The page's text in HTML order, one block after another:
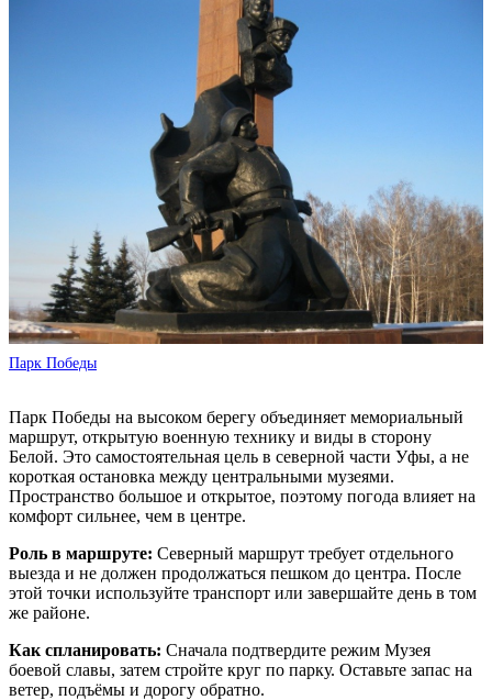
Парк Победы
Парк Победы на высоком берегу объединяет мемориальный
маршрут, открытую военную технику и виды в сторону
Белой. Это самостоятельная цель в северной части Уфы, а не
короткая остановка между центральными музеями.
Пространство большое и открытое, поэтому погода влияет на
комфорт сильнее, чем в центре.
Роль в маршруте: Северный маршрут требует отдельного
выезда и не должен продолжаться пешком до центра. После
этой точки используйте транспорт или завершайте день в том
же районе.
Как спланировать: Сначала подтвердите режим Музея
боевой славы, затем стройте круг по парку. Оставьте запас на
ветер, подъёмы и дорогу обратно.